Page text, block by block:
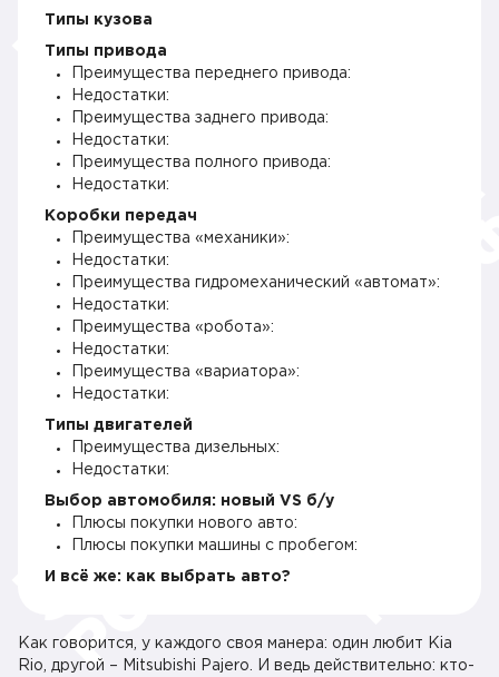
Типы кузова
Типы привода
Преимущества переднего привода:
Недостатки:
Преимущества заднего привода:
Недостатки:
Преимущества полного привода:
Недостатки:
Коробки передач
Преимущества «механики»:
Недостатки:
Преимущества гидромеханический «автомат»:
Недостатки:
Преимущества «робота»:
Недостатки:
Преимущества «вариатора»:
Недостатки:
Типы двигателей
Преимущества дизельных:
Недостатки:
Выбор автомобиля: новый VS б/у
Плюсы покупки нового авто:
Плюсы покупки машины с пробегом:
И всё же: как выбрать авто?
Как говорится, у каждого своя манера: один любит Kia
Rio, другой – Mitsubishi Pajero. И ведь действительно: кто-